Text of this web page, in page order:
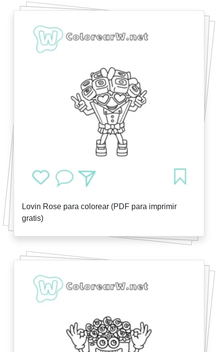
Lovin Rose para colorear (PDF para imprimir
gratis)